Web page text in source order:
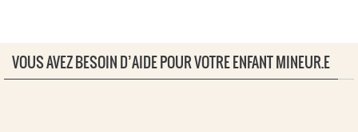
VOUS AVEZ BESOIN D’AIDE POUR VOTRE ENFANT MINEUR.E